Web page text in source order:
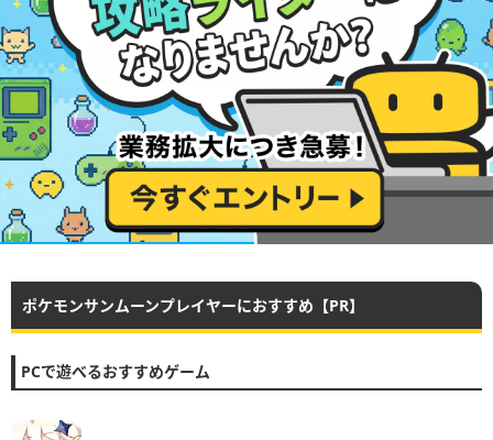
ポケモンサンムーンプレイヤーにおすすめ【PR】
PCで遊べるおすすめゲーム